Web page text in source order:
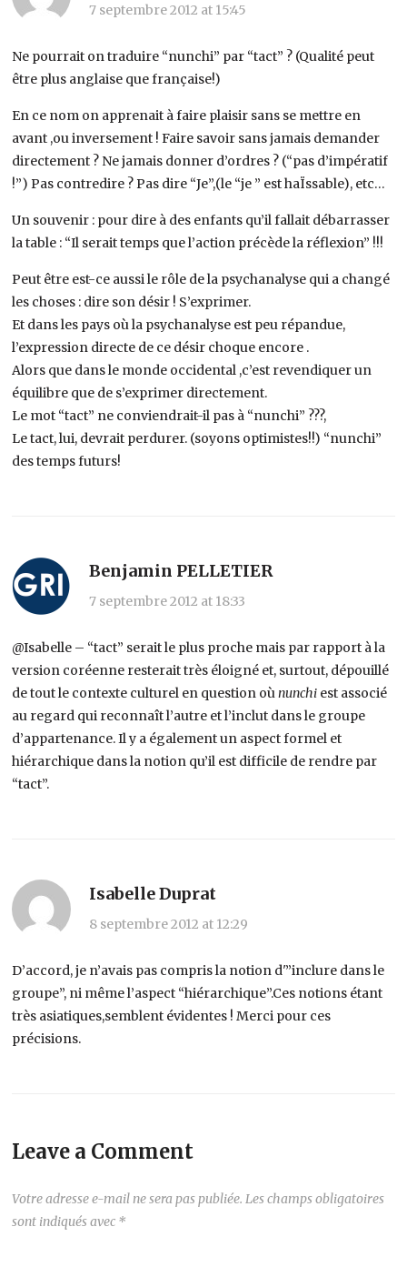
7 septembre 2012 at 15:45
Ne pourrait on traduire “nunchi” par “tact” ? (Qualité peut
être plus anglaise que française!)
En ce nom on apprenait à faire plaisir sans se mettre en
avant ,ou inversement ! Faire savoir sans jamais demander
directement ? Ne jamais donner d’ordres ? (“pas d’impératif
!”) Pas contredire ? Pas dire “Je”,(le “je ” est haÏssable), etc…
Un souvenir : pour dire à des enfants qu’il fallait débarrasser
la table : “Il serait temps que l’action précède la réflexion” !!!
Peut être est-ce aussi le rôle de la psychanalyse qui a changé
les choses : dire son désir ! S’exprimer.
Et dans les pays où la psychanalyse est peu répandue,
l’expression directe de ce désir choque encore .
Alors que dans le monde occidental ,c’est revendiquer un
équilibre que de s’exprimer directement.
Le mot “tact” ne conviendrait-il pas à “nunchi” ???,
Le tact, lui, devrait perdurer. (soyons optimistes!!) “nunchi”
des temps futurs!
Benjamin PELLETIER
7 septembre 2012 at 18:33
@Isabelle – “tact” serait le plus proche mais par rapport à la
version coréenne resterait très éloigné et, surtout, dépouillé
de tout le contexte culturel en question oùnunchi est associé
au regard qui reconnaît l’autre et l’inclut dans le groupe
d’appartenance. Il y a également un aspect formel et
hiérarchique dans la notion qu’il est difficile de rendre par
“tact”.
Isabelle Duprat
8 septembre 2012 at 12:29
D’accord, je n’avais pas compris la notion d'”inclure dans le
groupe”, ni même l’aspect “hiérarchique”.Ces notions étant
très asiatiques,semblent évidentes ! Merci pour ces
précisions.
Leave a Comment
Votre adresse e-mail ne sera pas publiée. Les champs obligatoires
sont indiqués avec *